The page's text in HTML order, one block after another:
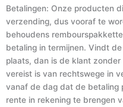
Betalingen: Onze producten
verzending, dus vooraf te
behoudens
betaling in termijnen. Vindt
plaats, dan is de klant
vereist is van rechtswege in
vanaf de dag dat de betaling
rente in rekening te brengen